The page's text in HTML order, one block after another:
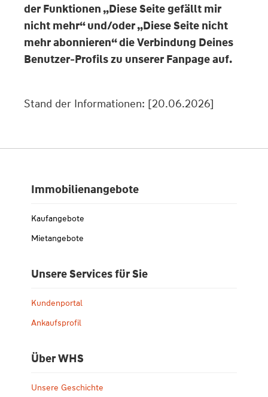
der Funktionen „Diese Seite gefällt mir
nicht mehr“ und/oder „Diese Seite nicht
mehr abonnieren“ die Verbindung Deines
Benutzer-Profils zu unserer Fanpage auf.
Stand der Informationen: [20.06.2026]
Immobilienangebote
Kaufangebote
Mietangebote
Unsere Services für Sie
Kundenportal
Ankaufsprofil
Über WHS
Unsere Geschichte